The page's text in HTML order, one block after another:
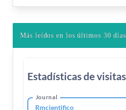
Más leídos en los últimos 30 días